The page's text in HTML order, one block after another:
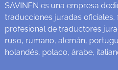
SAVINEN es una empresa
traducciones juradas
profesional de traductores
ruso, rumano, alemán,
holandés, polaco, árabe,